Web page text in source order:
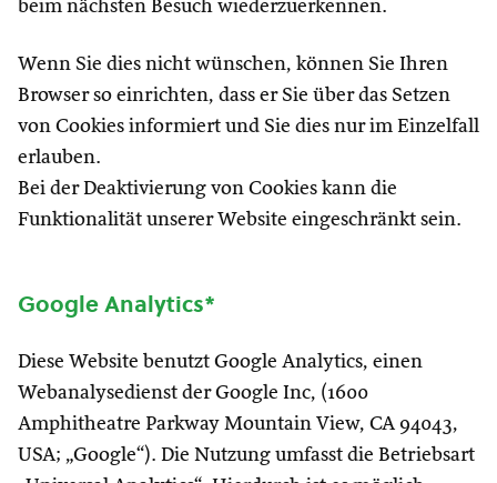
beim nächsten Besuch wiederzuerkennen.
Wenn Sie dies nicht wünschen, können Sie Ihren
Browser so einrichten, dass er Sie über das Setzen
von Cookies informiert und Sie dies nur im Einzelfall
erlauben.
Bei der Deaktivierung von Cookies kann die
Funktionalität unserer Website eingeschränkt sein.
Google Analytics*
Diese Website benutzt Google Analytics, einen
Webanalysedienst der Google Inc, (1600
Amphitheatre Parkway Mountain View, CA 94043,
USA; „Google“). Die Nutzung umfasst die Betriebsart